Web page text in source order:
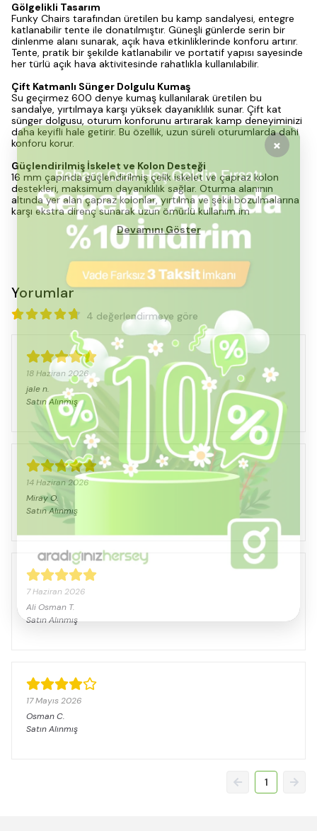
Gölgelikli Tasarım
Funky Chairs tarafından üretilen bu kamp sandalyesi, entegre
katlanabilir tente ile donatılmıştır. Güneşli günlerde serin bir
dinlenme alanı sunarak, açık hava etkinliklerinde konforu artırır.
Tente, pratik bir şekilde katlanabilir ve portatif yapısı sayesinde
her türlü açık hava aktivitesinde rahatlıkla kullanılabilir.
Çift Katmanlı Sünger Dolgulu Kumaş
Su geçirmez 600 denye kumaş kullanılarak üretilen bu
sandalye, yırtılmaya karşı yüksek dayanıklılık sunar. Çift kat
sünger dolgusu, oturum konforunu artırarak kamp deneyiminizi
daha keyifli hale getirir. Bu özellik, uzun süreli oturumlarda dahi
konforu korur.
Güçlendirilmiş İskelet ve Kolon Desteği
16 mm çapında güçlendirilmiş çelik iskelet ve çapraz kolon
destekleri, maksimum dayanıklılık sağlar. Oturma alanının
altında yer alan çapraz kolonlar, yırtılma ve şekil bozulmalarına
karşı ekstra direnç sunarak uzun ömürlü kullanım im
Devamını Göster
Yorumlar
4 değerlendirmeye göre
18 Haziran 2026
jalen.
Satın Alınmış
14 Haziran 2026
MirayO.
Satın Alınmış
7 Haziran 2026
Ali Osman T.
Satın Alınmış
17 Mayıs 2026
OsmanC.
Satın Alınmış
1